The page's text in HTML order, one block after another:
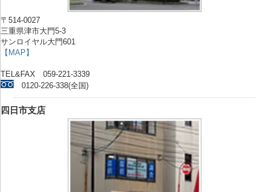
〒514-0027
三重県津市大門5-3
サンロイヤル大門601
【MAP】
TEL&FAX 059-221-3339
0120-226-338(全国)
四日市支店